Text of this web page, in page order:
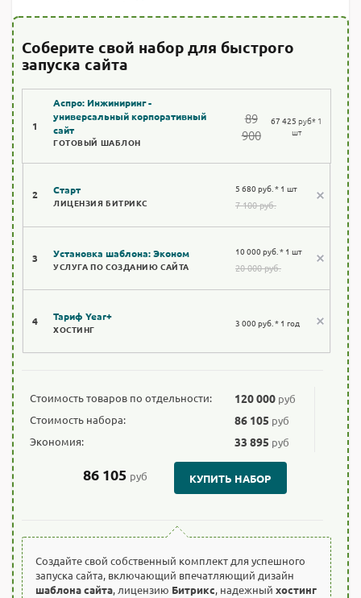
Соберите свой набор для быстрого
запуска сайта
1
Аспро: Инжиниринг -
универсальный корпоративный
сайт
ГОТОВЫЙ ШАБЛОН
89
900
67 425руб* 1
шт
2 Старт
ЛИЦЕНЗИЯ БИТРИКС
5 680 руб. * 1 шт
7 100 руб.
3 Установка шаблона: Эконом
УСЛУГА ПО СОЗДАНИЮ САЙТА
10 000 руб. * 1 шт
20 000 руб.
4 Тариф Year+
ХОСТИНГ
3 000 руб. * 1 год
Стоимость товаров по отдельности: 120 000 руб
Стоимость набора:
86 105 руб
Экономия:
33 895 руб
86 105 руб КУПИТЬ НАБОР
Создайте свой собственный комплект для успешного
запуска сайта, включающий впечатляющий дизайн
шаблона сайта, лицензию Битрикс, надежный хостинг